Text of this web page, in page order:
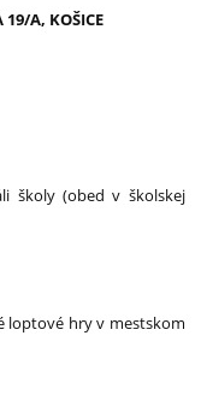
19/A, KOŠICE
školy (obed v školskej
loptové hry v mestskom